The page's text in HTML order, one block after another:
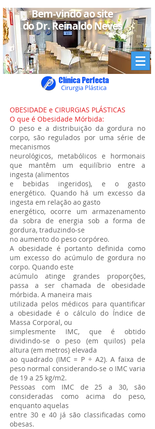
Bem-vindo ao site
do Dr. Reinaldo Neves
Clínica Perfecta
Cirurgia Plástica
OBESIDADE e CIRURGIAS PLÁSTICAS
O que é Obesidade Mórbida:
O peso e a distribuição da gordura no
corpo, são regulados por uma série de
mecanismos
neurológicos, metabólicos e hormonais
que mantêm um equilíbrio entre a
ingesta (alimentos
e bebidas ingeridos), e o gasto
energético. Quando há um excesso da
ingesta em relação ao gasto
energético, ocorre um armazenamento
da sobra de energia sob a forma de
gordura, traduzindo-se
no aumento do peso corpóreo.
A obesidade é portanto definida como
um excesso do acúmulo de gordura no
corpo. Quando este
acúmulo atinge grandes proporções,
passa a ser chamada de obesidade
mórbida. A maneira mais
utilizada pelos médicos para quantificar
a obesidade é o cálculo do Índice de
Massa Corporal, ou
simplesmente IMC, que é obtido
dividindo-se o peso (em quilos) pela
altura (em metros) elevada
ao quadrado (IMC = P ÷ A2). A faixa de
peso normal considerando-se o IMC varia
de 19 a 25 kg/m2.
Pessoas com IMC de 25 a 30, são
consideradas como acima do peso,
enquanto aquelas
entre 30 e 40 já são classificadas como
obesas.